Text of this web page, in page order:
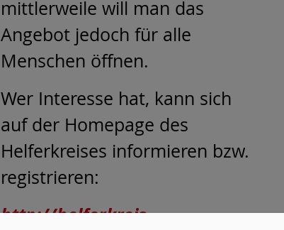
mittlerweile will man das
Angebot jedoch für alle
Menschen öffnen.
Wer Interesse hat, kann sich
auf der Homepage des
Helferkreises informieren bzw.
registrieren:
http://helferkreis-